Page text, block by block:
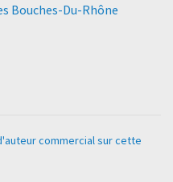
Bouches-Du-Rhône
commercial sur cette